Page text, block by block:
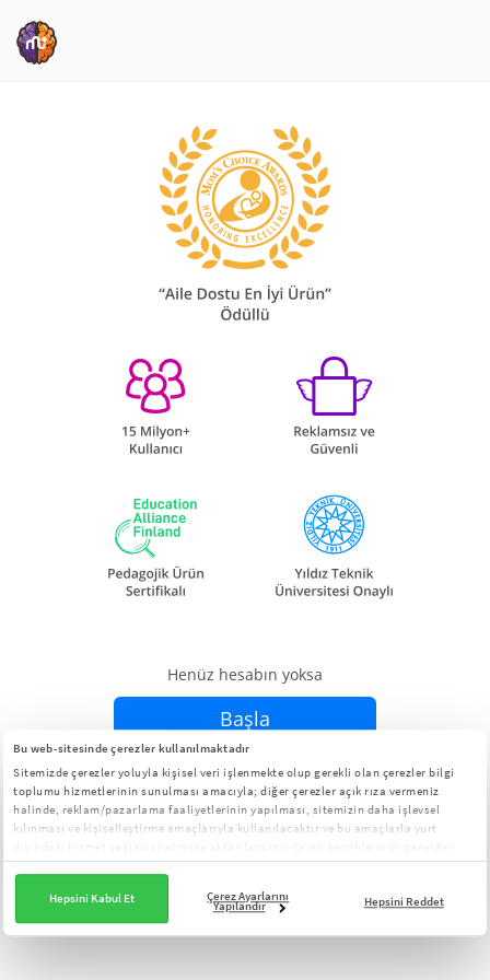
Bu web-sitesinde çerezler kullanılmaktadır
Sitemizde çerezler yoluyla kişisel veri işlenmekte olup gerekli olan çerezler bilgi
toplumu hizmetlerinin sunulması amacıyla; diğer çerezler açık rıza vermeniz
halinde, reklam/pazarlama faaliyetlerinin yapılması, sitemizin daha işlevsel
kılınması ve kişiselleştirme amaçlarıyla kullanılacaktır ve bu amaçlarla yurt
yönetebilirsiniz:Çerez Aydınlatma Metni
Hepsini Kabul Et Çerez Ayarlarını
Yapılandır Hepsini Reddet
Henüz hesabın yoksa
Başla
Zaten hesabın varsaGiriş Yap